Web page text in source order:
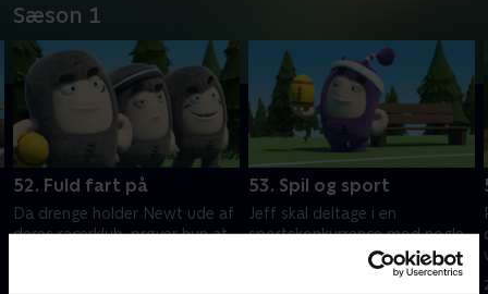
Sæson 1
52. Fuld fart på
Da drenge holder Newt ude af
deres racerklub, prøver hun at
53. Spil og sport
Jeff skal deltage i en
sportskonkurrence mod nogle
alt for konkurrencemindede